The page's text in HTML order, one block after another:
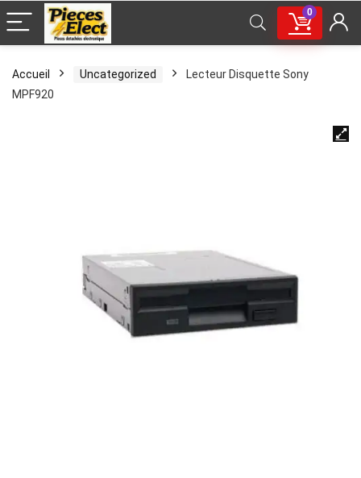
0
Accueil Uncategorized
Lecteur Disquette Sony
MPF920